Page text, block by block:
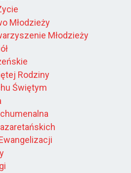
Młodzieży
Młodzieży
Rodziny
Świętym